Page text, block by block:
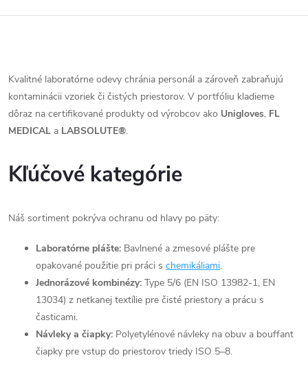
v
l
á
d
c
Kvalitné laboratórne odevy chránia personál a zároveň zabraňujú
kontaminácii vzoriek či čistých priestorov. V portfóliu kladieme
dôraz na certifikované produkty od výrobcov ako Unigloves, FL
MEDICAL a LABSOLUTE®.
Kľúčové kategórie
Náš sortiment pokrýva ochranu od hlavy po päty:
Laboratórne plášte: Bavlnené a zmesové plášte pre
opakované použitie pri práci s chemikáliami.
Jednorázové kombinézy: Type 5/6 (EN ISO 13982-1, EN
13034) z netkanej textílie pre čisté priestory a prácu s
časticami.
Návleky a čiapky: Polyetylénové návleky na obuv a bouffant
čiapky pre vstup do priestorov triedy ISO 5–8.